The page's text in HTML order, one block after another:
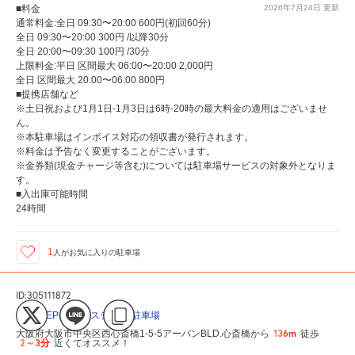
2026年7月24日 更新
■料金
通常料金:全日 09:30〜20:00 600円(初回60分)
全日 09:30〜20:00 300円 /以降30分
全日 20:00〜09:30 100円 /30分
上限料金:平日 区間最大 06:00〜20:00 2,000円
全日 区間最大 20:00〜06:00 800円
■提携店舗など
※土日祝および1月1日-1月3日は6時-20時の最大料金の適用はございませ
ん。
※本駐車場はインボイス対応の領収書が発行されます。
※料金は予告なく変更することがございます。
※金券類(現金チャージ等含む)については駐車場サービスの対象外となりま
す。
■入出庫可能時間
24時間
1 人がお気に入りの駐車場
ID:305111872
BIG STEP(ビッグステップ)駐車場
大阪府大阪市中央区西心斎橋1-5-5アーバンBLD.心斎橋から 136m 徒歩
2～3分 近くてオススメ！